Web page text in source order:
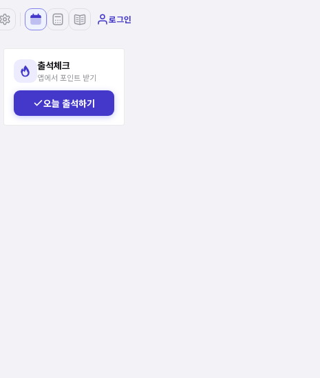
로그인
출석체크
앱에서 포인트 받기
오늘 출석하기